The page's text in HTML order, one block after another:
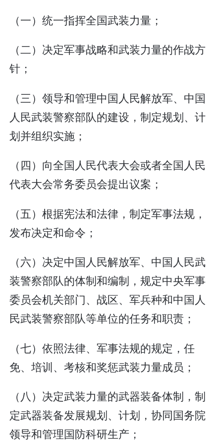
（一）统一指挥全国武装力量；
（二）决定军事战略和武装力量的作战方
针；
（三）领导和管理中国人民解放军、中国
人民武装警察部队的建设，制定规划、计
划并组织实施；
（四）向全国人民代表大会或者全国人民
代表大会常务委员会提出议案；
（五）根据宪法和法律，制定军事法规，
发布决定和命令；
（六）决定中国人民解放军、中国人民武
装警察部队的体制和编制，规定中央军事
委员会机关部门、战区、军兵种和中国人
民武装警察部队等单位的任务和职责；
（七）依照法律、军事法规的规定，任
免、培训、考核和奖惩武装力量成员；
（八）决定武装力量的武器装备体制，制
定武器装备发展规划、计划，协同国务院
领导和管理国防科研生产；